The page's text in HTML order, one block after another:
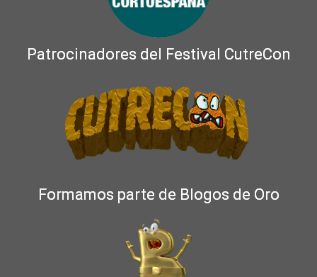
Patrocinadores del Festival CutreCon
Formamos parte de Blogos de Oro